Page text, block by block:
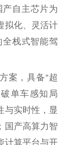
自主芯片为
拟化、灵活计
栈式智能驾
案，具备“超
单车感知局
与实时性，显
国产高算力智
计算平台与开